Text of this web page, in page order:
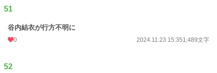
51
谷内結衣が行方不明に
0 2024.11.23 15:351,489文字
52